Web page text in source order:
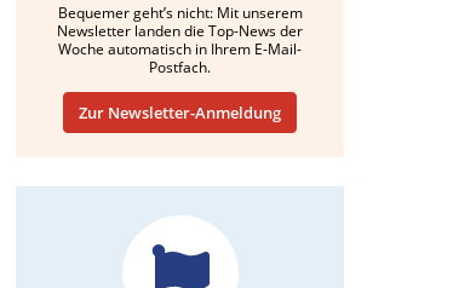
Bequemer geht’s nicht: Mit unserem
Newsletter landen die Top-News der
Woche automatisch in Ihrem E-Mail-
Postfach.
Zur Newsletter-Anmeldung